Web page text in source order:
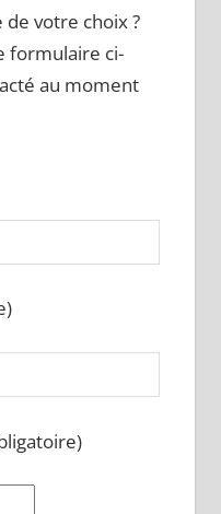
votre choix ?
formulaire ci-
au moment